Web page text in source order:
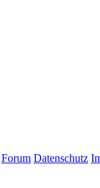
Forum Datenschutz